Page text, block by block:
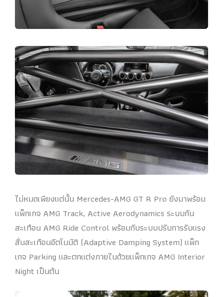
ไม่หมดเพียงแต่นั้น Mercedes-AMG GT R Pro ยังมาพร้อม
แพ็กเกจ AMG Track, Active Aerodynamics ระบบกัน
สะเทือน AMG Ride Control พร้อมกับระบบปรับการรับแรง
สั่นสะเทือนอัตโนมัติ (Adaptive Damping System) แพ็ก
เกจ Parking และตกแต่งภายในด้วยแพ็กเกจ AMG Interior
Night เป็นต้น